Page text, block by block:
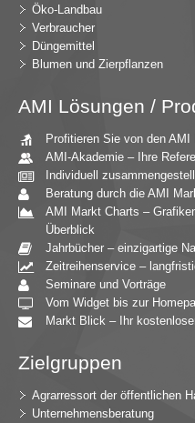
Öko-Landbau
Verbraucher
Düngemittel
Blumen und Zierpflanzen
AMI Lösungen /
Profitieren Sie von den
AMI-Akademie – Ihre
Individuell
Beratung durch die AMI
AMI Markt Charts –
Überblick
Jahrbücher – einzigartige
Zeitreihenservice –
Seminare und Vorträge
Vom Widget bis zur
Markt Blick – Ihr
Zielgruppen
Agrarressort der öffentlichen
Unternehmensberatung